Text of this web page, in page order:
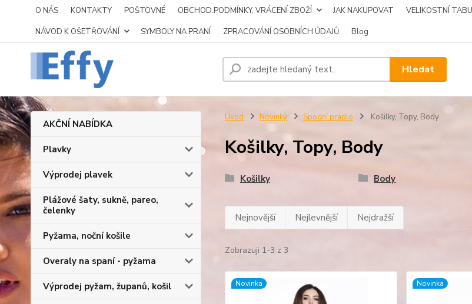
O NÁS KONTAKTY POŠTOVNÉ OBCHOD.PODMÍNKY, VRÁCENÍ ZBOŽÍ JAK NAKUPOVAT VELIKOSTNÍ
NÁVOD K OŠETŘOVÁNÍ
SYMBOLY NA PRANÍ ZPRACOVÁNÍ OSOBNÍCH ÚDAJŮ Blog
Hledat
AKČNÍ NABÍDKA
Plavky
Výprodej plavek
Plážové šaty, sukně, pareo,
čelenky
Pyžama, noční košile
Overaly na spaní - pyžama
Výprodej pyžam, županů, košil
Úvod Novinky Spodní prádlo Košilky, Topy, Body
Košilky, Topy, Body
Košilky Body
Nejnovější Nejlevnější Nejdražší
Zobrazuji 1-3 z 3
Novinka Novinka